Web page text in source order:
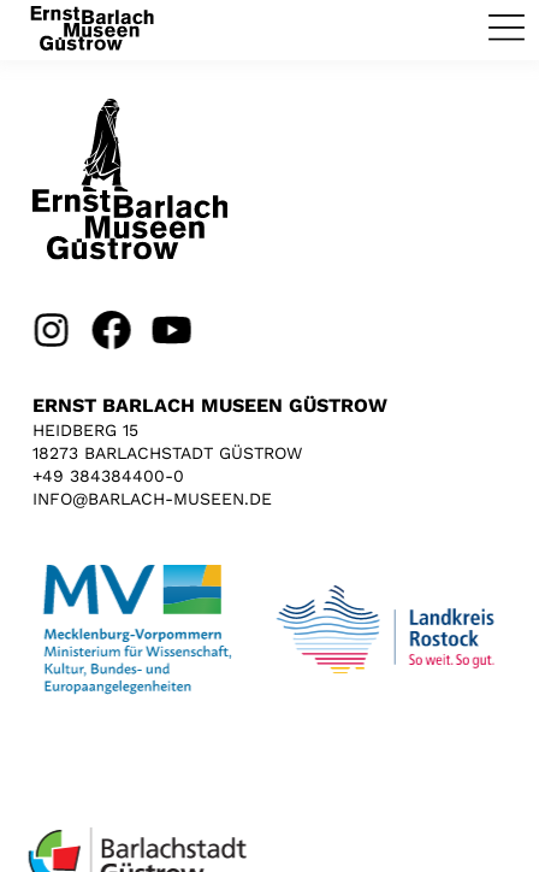
ERNST BARLACH MUSEEN GÜSTROW
HEIDBERG 15
18273 BARLACHSTADT GÜSTROW
+49 384384400-0
INFO@BARLACH-MUSEEN.DE